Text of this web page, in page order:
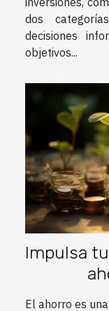
dos
decisiones
objetivos...
Impulsa
El ahorro es